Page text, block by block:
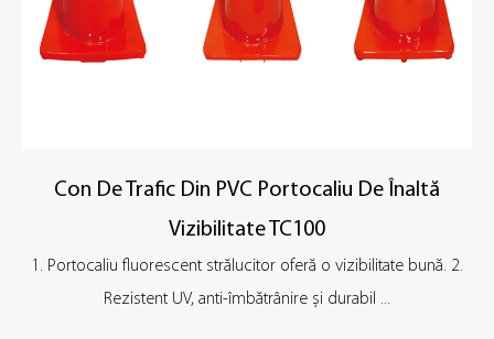
Con De Trafic Din PVC Portocaliu De Înaltă
Vizibilitate TC100
1. Portocaliu fluorescent strălucitor oferă o vizibilitate bună. 2.
Rezistent UV, anti-îmbătrânire și durabil ...